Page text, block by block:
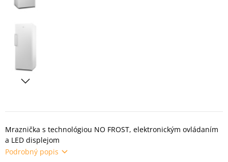
Mraznička s technológiou NO FROST, elektronickým ovládaním
a LED displejom
Podrobný popis